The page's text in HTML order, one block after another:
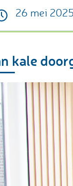
26 mei 2025
kale